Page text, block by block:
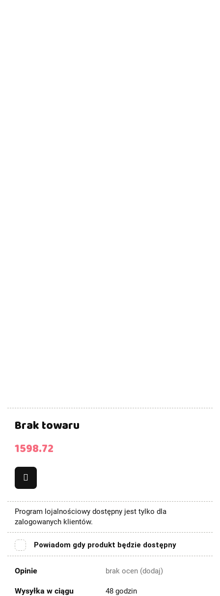
Brak towaru
1598.72
Program lojalnościowy dostępny jest tylko dla
zalogowanych klientów.
Powiadom gdy produkt będzie dostępny
Opinie brak ocen (dodaj)
Wysyłka w ciągu 48 godzin